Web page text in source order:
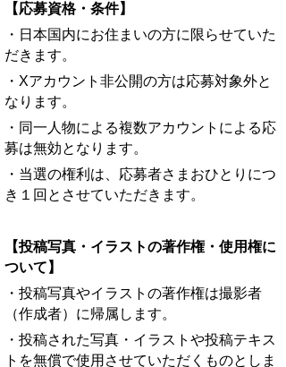
【応募資格・条件】
・日本国内にお住まいの方に限らせていた
だきます。
・Xアカウント非公開の方は応募対象外と
なります。
・同一人物による複数アカウントによる応
募は無効となります。
・当選の権利は、応募者さまおひとりにつ
き１回とさせていただきます。
【投稿写真・イラストの著作権・使用権に
ついて】
・投稿写真やイラストの著作権は撮影者
（作成者）に帰属します。
・投稿された写真・イラストや投稿テキス
トを無償で使用させていただくものとしま